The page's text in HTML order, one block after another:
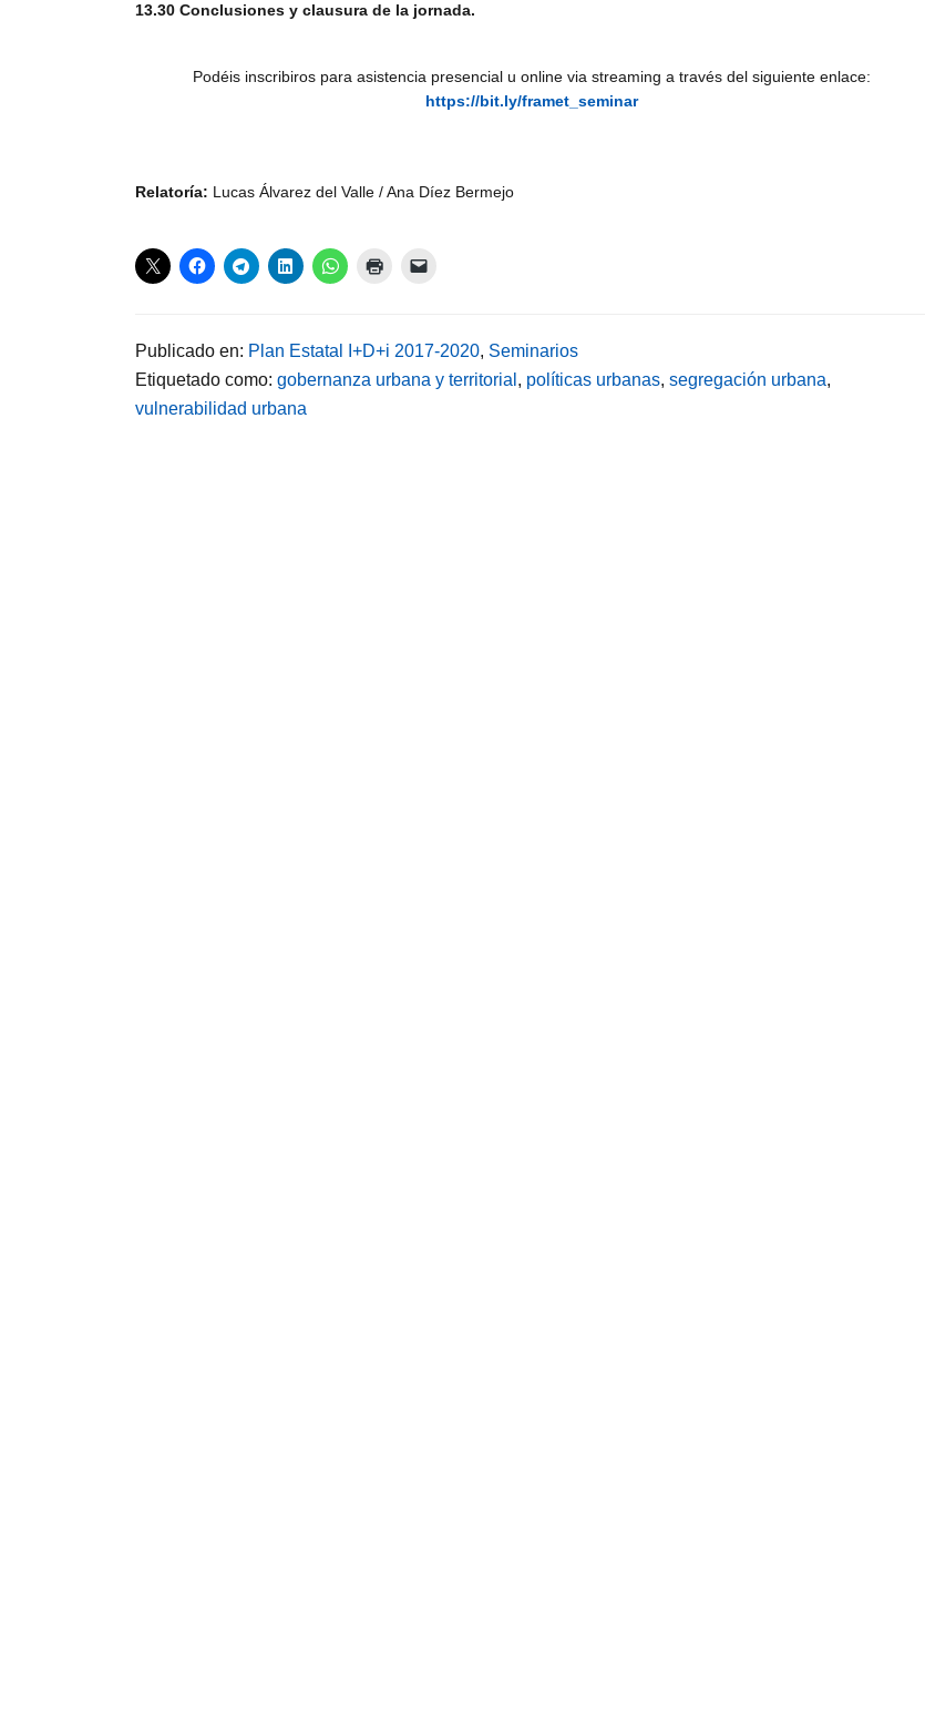
13.30 Conclusiones y clausura de la jornada.
Podéis inscribiros para asistencia presencial u online via streaming a través del siguiente enlace:
https://bit.ly/framet_seminar
Relatoría: Lucas Álvarez del Valle / Ana Díez Bermejo
Publicado en: Plan Estatal I+D+i 2017-2020, Seminarios
Etiquetado como: gobernanza urbana y territorial , políticas urbanas, segregación urbana,
vulnerabilidad urbana